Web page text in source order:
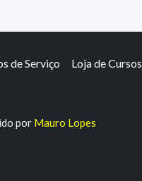
de Serviço Loja de Cursos
por Mauro Lopes